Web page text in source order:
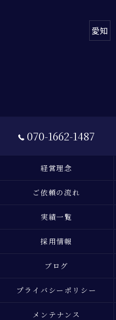
愛知
070-1662-1487
経営理念
ご依頼の流れ
実績一覧
採用情報
ブログ
プライバシーポリシー
メンテナンス